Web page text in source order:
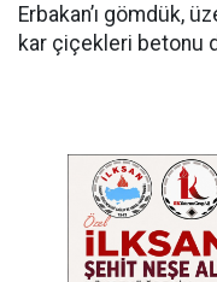
Erbakan’ı gömdük,
kar çiçekleri betonu